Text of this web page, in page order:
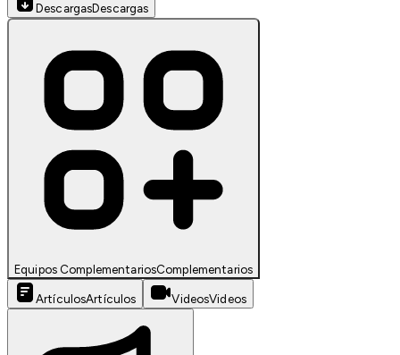
DescargasDescargas
Equipos ComplementariosComplementarios
ArtículosArtículos VideosVideos